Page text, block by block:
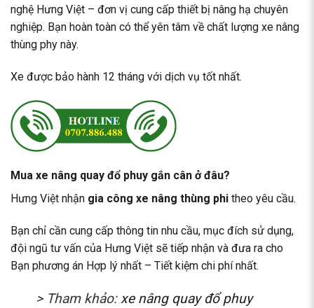
nghệ Hưng Việt – đơn vị cung cấp thiết bị nâng hạ chuyên
nghiệp. Bạn hoàn toàn có thể yên tâm về chất lượng xe nâng
thùng phy này.
Xe được bảo hành 12 tháng với dịch vụ tốt nhất.
Mua xe nâng quay đổ phuy gắn cân ở đâu?
Hưng Việt nhận gia công xe nâng thùng phi theo yêu cầu.
Bạn chỉ cần cung cấp thông tin nhu cầu, mục đích sử dụng,
đội ngũ tư vấn của Hưng Việt sẽ tiếp nhận và đưa ra cho
Bạn phương án Hợp lý nhất – Tiết kiệm chi phí nhất.
> Tham khảo:xe nâng quay đổ phuy